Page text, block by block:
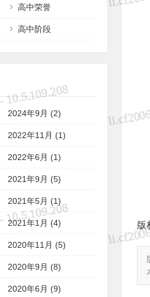
版
高中荣誉
高中阶段
2024年9月 (2)
2022年11月 (1)
2022年6月 (1)
2021年9月 (5)
2021年5月 (1)
2021年1月 (4)
2020年11月 (5)
2020年9月 (8)
2020年6月 (9)